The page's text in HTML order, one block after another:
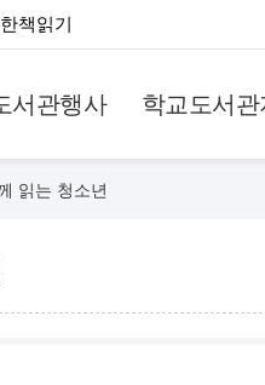
책읽기
서관행사 학교도서관
읽는 청소년